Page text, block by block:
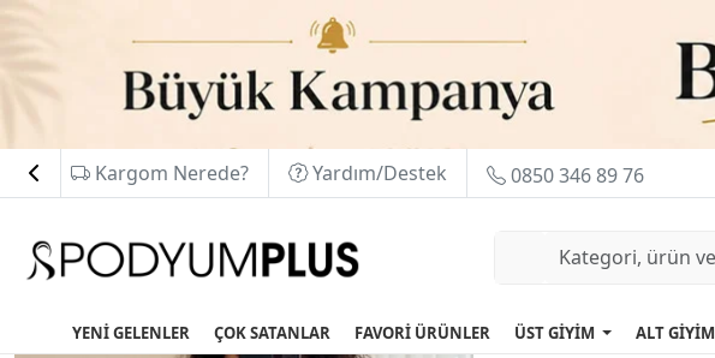
Kargom Nerede? Yardım/Destek 0850 346 89 76
YENİ GELENLER ÇOK SATANLAR FAVORİ ÜRÜNLER ÜST GİYİM ALT GİYİM